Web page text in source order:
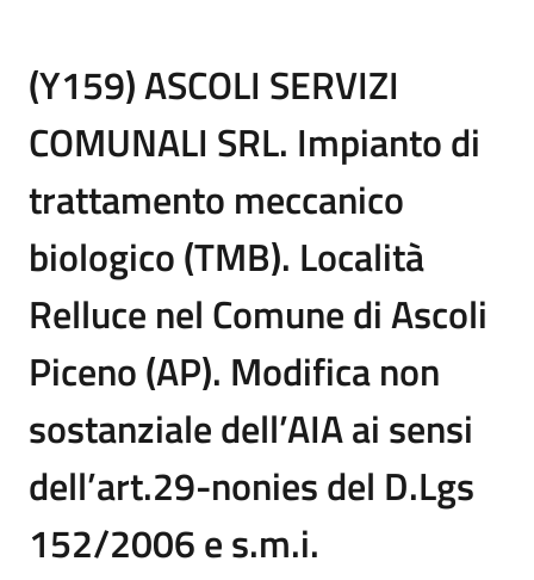
(Y159) ASCOLI SERVIZI
COMUNALI SRL. Impianto di
trattamento meccanico
biologico (TMB). Località
Relluce nel Comune di Ascoli
Piceno (AP). Modifica non
sostanziale dell’AIA ai sensi
dell’art.29-nonies del D.Lgs
152/2006 e s.m.i.